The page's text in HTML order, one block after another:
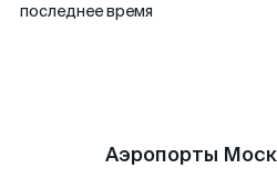
последнее время
Аэропорты